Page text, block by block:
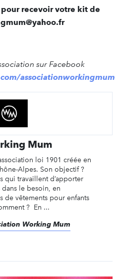
recevoir votre kit de
sur Facebook
associationworkingmum
Mum
loi 1901 créée en
Alpes. Son objectif ?
qui travaillent d’apporter
dans le besoin, en
de vêtements pour enfants
? En ...
Working Mum